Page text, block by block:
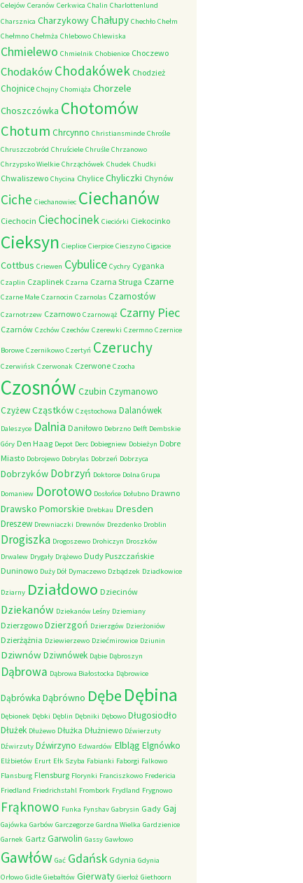
Celejów Ceranów Cerkwica Chalin Charlottenlund
Charsznica CharzykowyChałupy Chechło Chełm
Chełmno Chełmża Chlebowo Chlewiska
Chmielewo Chmielnik Chobienice Choczewo
ChodakówChodakówek Chodzież
Chojnice Chojny Chomiąża Chorzele
Choszczówka Chotomów
Chotum Chrcynno Christiansminde Chrośle
Chruszczobród Chruściele Chruśle Chrzanowo
Chrzypsko Wielkie Chrząchówek Chudek Chudki
Chwaliszewo Chycina Chylice Chyliczki Chynów
Ciche Ciechanowiec Ciechanów
Ciechocin Ciechocinek Cieciórki Ciekocinko
Cieksyn Cieplice Cierpice Cieszyno Cigacice
Cottbus Criewen Cybulice Cychry Cyganka
Czaplin Czaplinek Czarna Czarna Struga Czarne
Czarne Małe Czarnocin Czarnolas Czarnostów
Czarnotrzew Czarnowo Czarnowąż Czarny Piec
Czarnów Czchów Czechów Czerewki Czermno Czernice
Borowe Czernikowo Czertyń Czeruchy
Czerwińsk Czerwonak Czerwone Czocha
Czosnów Czubin Czymanowo
CzyżewCząstków Częstochowa Dalanówek
Daleszyce Dalnia Daniłowo Debrzno Delft Dembskie
Góry Den Haag Depot Derc Dobiegniew Dobieżyn Dobre
Miasto Dobrojewo Dobrylas Dobrzeń Dobrzyca
Dobrzyków Dobrzyń Doktorce Dolna Grupa
Domaniew Dorotowo Dosłońce Dołubno Drawno
Drawsko Pomorskie Drebkau Dresden
Dreszew Drewniaczki Drewnów Drezdenko Droblin
Drogiszka Drogoszewo Drohiczyn Droszków
Drwalew Drygały Drążewo Dudy Puszczańskie
Duninowo Duży Dół Dymaczewo Dzbądzek Dziadkowice
Dziarny Działdowo Dziecinów
Dziekanów Dziekanów Leśny Dziemiany
Dzierzgowo Dzierzgoń Dzierzgów Dzierżoniów
Dzierżążnia Dziewierzewo Dziećmirowice Dziunin
DziwnówDziwnówek Dąbie Dąbroszyn
Dąbrowa Dąbrowa Białostocka Dąbrowice
Dąbrówka Dąbrówno Dębe Dębina
Dębionek Dębki Dęblin Dębniki Dębowo Długosiodło
Dłużek Dłużewo Dłużka Dłużniewo Dźwierzuty
Dźwirzuty Dźwirzyno Edwardów Elbląg Elgnówko
Elżbietów Erurt Ełk Szyba Fabianki Faborgi Falkowo
Flansburg Flensburg Florynki Franciszkowo Fredericia
Friedland Friedrichstahl Frombork Frydland Frygnowo
Frąknowo Funka Fynshav Gabrysin Gady Gaj
Gajówka Garbów Garczegorze Gardna Wielka Gardzienice
Garnek Gartz Garwolin Gassy Gawłowo
Gawłów Gać Gdańsk Gdynia Gdynia
Orłowo Gidle Giebałtów Gierwaty Gierłoż Giethoorn